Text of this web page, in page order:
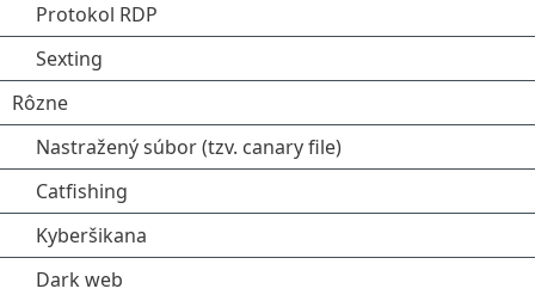
Protokol RDP
Sexting
Rôzne
Nastražený súbor (tzv. canary file)
Catfishing
Kyberšikana
Dark web